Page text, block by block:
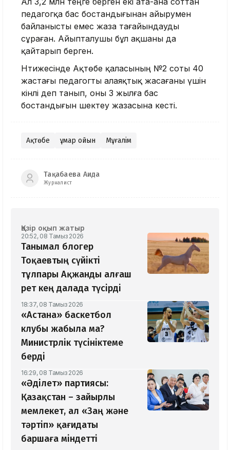
педагогқа бас бостандығынан айырумен
байланысты емес жаза тағайындауды
сұраған. Айыпталушы бұл ақшаны да
қайтарып берген.
Нәтижесінде Ақтөбе қаласының №2 соты 40
жастағы педагогты алаяқтық жасағаны үшін
кінәлі деп танып, оны 3 жылға бас
бостандығын шектеу жазасына кесті.
Ақтөбе Құмар ойын Мұғалім
Тақабаева Аида
Журналист
Қазір оқып жатыр
20:52, 08 Тамыз 2026
Танымал блогер
Тоқаевтың сүйікті
тұлпары Ақжанды алғаш
рет кең далада түсірді
18:37, 08 Тамыз 2026
«Астана» баскетбол
клубы жабыла ма?
Министрлік түсініктеме
берді
16:29, 08 Тамыз 2026
«Әділет» партиясы:
Қазақстан – зайырлы
мемлекет, ал «Заң және
тәртіп» қағидаты
баршаға міндетті